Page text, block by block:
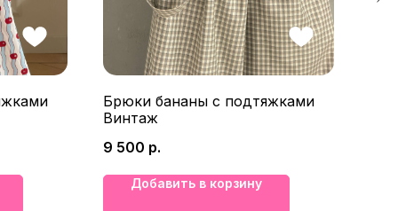
Брюки бананы с подтяжками
Винтаж
9 500 р.
Добавить в корзину